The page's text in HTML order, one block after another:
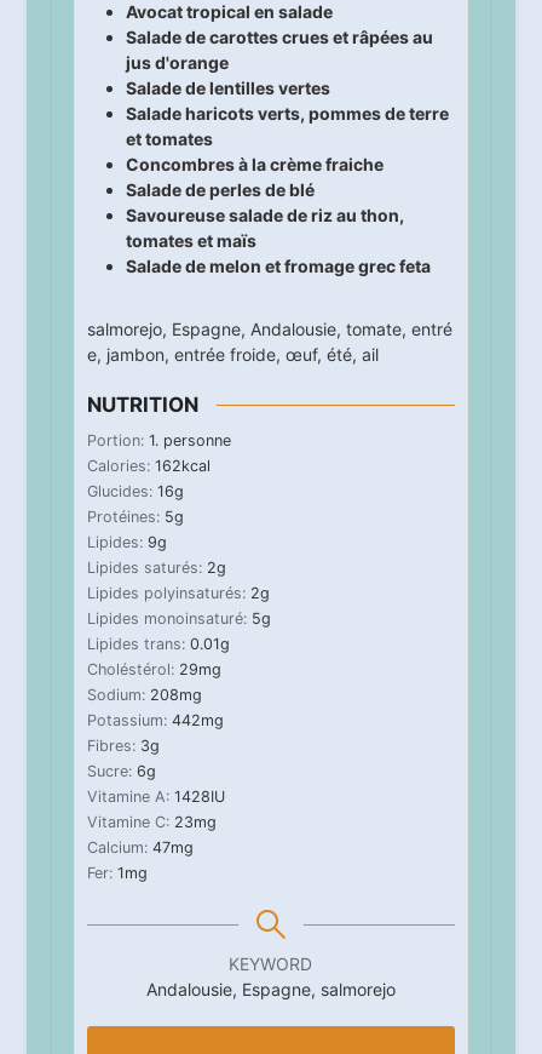
Avocat tropical en salade
Salade de carottes crues et râpées au
jus d'orange
Salade de lentilles vertes
Salade haricots verts, pommes de terre
et tomates
Concombres à la crème fraiche
Salade de perles de blé
Savoureuse salade de riz au thon,
tomates et maïs
Salade de melon et fromage grec feta
salmorejo, Espagne, Andalousie, tomate, entré
e, jambon, entrée froide, œuf, été, ail
NUTRITION
Portion: 1. personne
Calories: 162kcal
Glucides: 16g
Protéines: 5g
Lipides: 9g
Lipides saturés: 2g
Lipides polyinsaturés: 2g
Lipides monoinsaturé: 5g
Lipides trans: 0.01g
Choléstérol: 29mg
Sodium: 208mg
Potassium: 442mg
Fibres: 3g
Sucre: 6g
Vitamine A: 1428IU
Vitamine C: 23mg
Calcium: 47mg
Fer: 1mg
KEYWORD
Andalousie, Espagne, salmorejo